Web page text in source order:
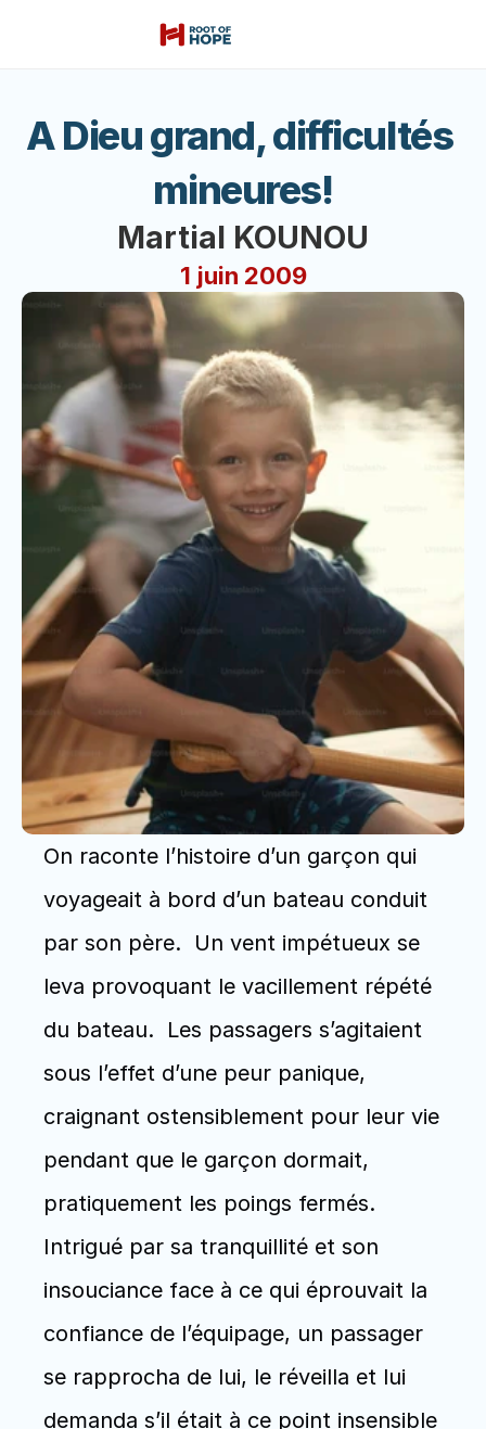
A Dieu grand, difficultés
mineures!
Martial KOUNOU
1 juin 2009
On raconte l’histoire d’un garçon qui
voyageait à bord d’un bateau conduit
par son père.  Un vent impétueux se
leva provoquant le vacillement répété
du bateau.  Les passagers s’agitaient
sous l’effet d’une peur panique,
craignant ostensiblement pour leur vie
pendant que le garçon dormait,
pratiquement les poings fermés.
Intrigué par sa tranquillité et son
insouciance face à ce qui éprouvait la
confiance de l’équipage, un passager
se rapprocha de lui, le réveilla et lui
demanda s’il était à ce point insensible